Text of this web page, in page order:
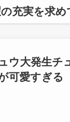
充実を求め
ウ大発生
可愛すぎる